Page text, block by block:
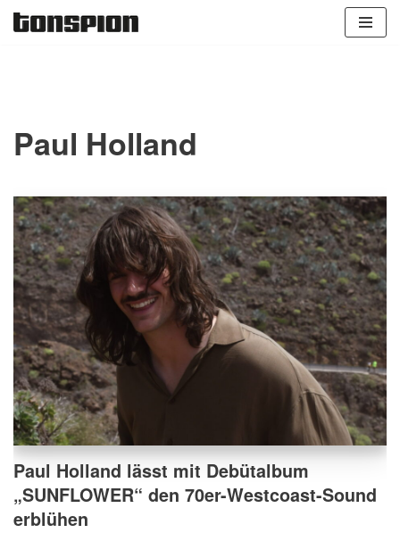
Paul Holland
Paul Holland lässt mit Debütalbum
„SUNFLOWER“ den 70er-Westcoast-Sound
erblühen